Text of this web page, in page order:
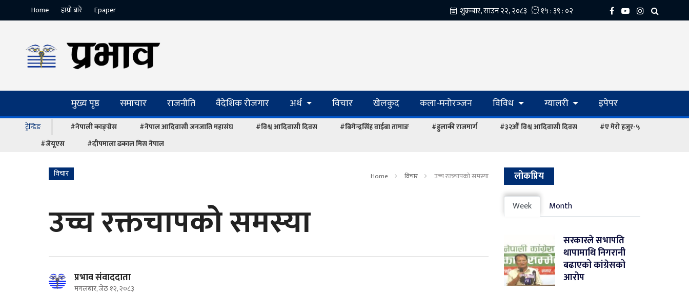
Home हाम्रो बारे Epaper
मुख्य पृष्ठ समाचार राजनीति वैदेशिक रोजगार अर्थ विचार खेलकुद कला-मनोरञ्‍जन विविध ग्यालरी इपेपर
ट्रेन्डिङ #नेपाली काङ्ग्रेस #नेपाल आदिवासी जनजाति महासंघ #विश्व आदिवासी दिवस #बिगेन्द्रसिंह वाईबा तामाङ #हुलाकी राजमार्ग #३२औं विश्व आदिवासी दिवस
#ए मेरो हजुर-५
#जेयूएस
#दीपमाला ढकाल मिस नेपाल
विचार Home विचार उच्च रक्तचापको समस्या
उच्च रक्तचापको समस्या
प्रभाव संवाददाता
मंगलबार, जेठ १२, २०८३
लोकप्रिय
Week Month
सरकारले सभापति
थापामाथि निगरानी
बढाएको कांग्रेसको
आरोप